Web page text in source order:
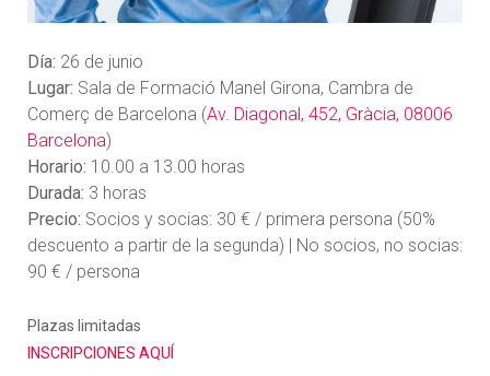
Día: 26 de junio
Lugar: Sala de Formació Manel Girona, Cambra de
Comerç de Barcelona (Av. Diagonal, 452, Gràcia, 08006
Barcelona)
Horario: 10.00 a 13.00 horas
Durada: 3 horas
Precio: Socios y socias: 30 € / primera persona (50%
descuento a partir de la segunda) | No socios, no socias:
90 € / persona
Plazas limitadas
INSCRIPCIONES AQUÍ